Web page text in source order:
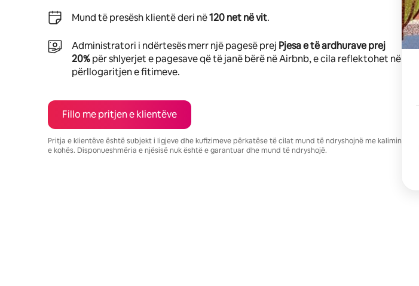
Mund të presësh klientë deri në120 net në vit.
Administratori i ndërtesës merr një pagesë prej Pjesa e të ardhurave prej
20%për shlyerjet e pagesave që të janë bërë në Airbnb, e cila reflektohet në
përllogaritjen e fitimeve.
Fillo me pritjen e klientëve
Pritja e klientëve është subjekt i ligjeve dhe kufizimeve përkatëse të cilat mund të ndryshojnë me kalimin
e kohës. Disponueshmëria e njësisë nuk është e garantuar dhe mund të ndryshojë.